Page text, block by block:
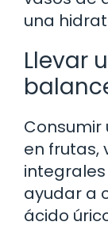
una
Llevar
Consumir
en frutas,
ayudar a
ácido